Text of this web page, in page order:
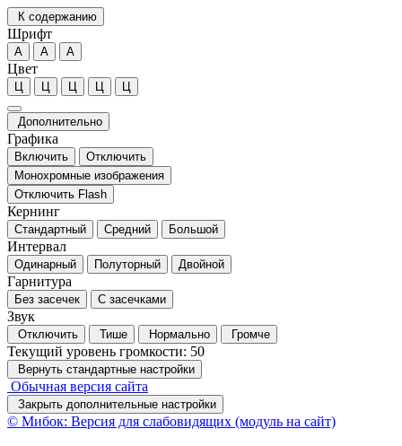
К содержанию
Шрифт
А А А
Цвет
Ц Ц Ц Ц Ц
Дополнительно
Графика
Включить
Отключить
Монохромные изображения
Отключить Flash
Кернинг
Стандартный Средний Большой
Интервал
Одинарный Полуторный Двойной
Гарнитура
Без засечек С засечками
Звук
Отключить Тише Нормально Громче
Текущий уровень громкости: 50
Вернуть стандартные настройки
Обычная версия сайта
Закрыть дополнительные настройки
© Мибок: Версия для слабовидящих (модуль на сайт)